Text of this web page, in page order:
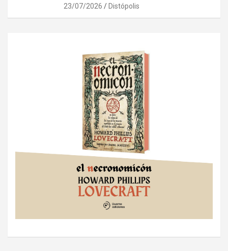
23/07/2026 Distópolis